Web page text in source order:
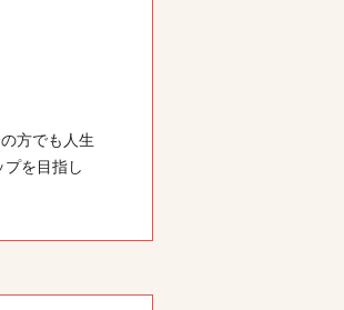
方でも人生
を目指し